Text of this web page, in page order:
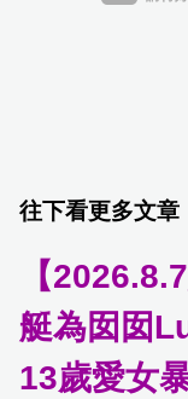
往下看更多文章
【
艇為囡囡
13歲愛女